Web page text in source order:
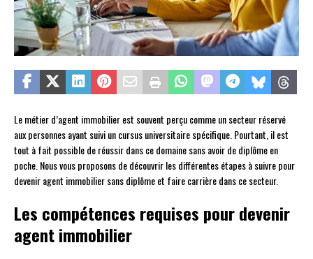
Le métier d’agent immobilier est souvent perçu comme un secteur réservé
aux personnes ayant suivi un cursus universitaire spécifique. Pourtant, il est
tout à fait possible de réussir dans ce domaine sans avoir de diplôme en
poche. Nous vous proposons de découvrir les différentes étapes à suivre pour
devenir agent immobilier sans diplôme et faire carrière dans ce secteur.
Les compétences requises pour devenir
agent immobilier